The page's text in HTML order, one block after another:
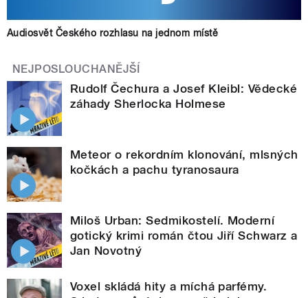
Audiosvět Českého rozhlasu na jednom místě
NEJPOSLOUCHANĚJŠÍ
Rudolf Čechura a Josef Kleibl: Vědecké
záhady Sherlocka Holmese
Meteor o rekordním klonování, mlsných
kočkách a pachu tyranosaura
Miloš Urban: Sedmikostelí. Moderní
gotický krimi román čtou Jiří Schwarz a
Jan Novotný
Voxel skládá hity a míchá parfémy.